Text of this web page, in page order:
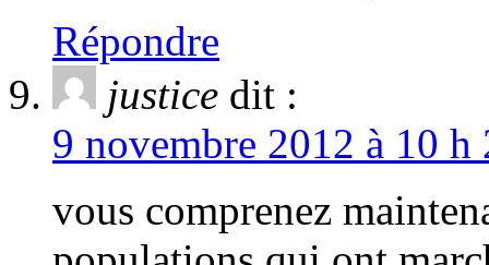
Répondre
justice dit :
9 novembre 2012 à 10
vous comprenez